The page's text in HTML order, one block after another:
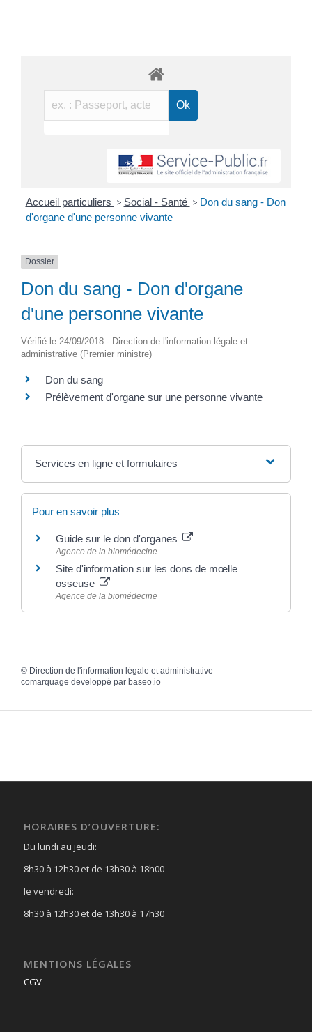
Accueil particuliers > Social - Santé > Don du sang - Don
d'organe d'une personne vivante
Dossier
Don du sang - Don d'organe
d'une personne vivante
Vérifié le 24/09/2018 - Direction de l'information légale et
administrative (Premier ministre)
Don du sang
Prélèvement d'organe sur une personne vivante
Services en ligne et formulaires
Pour en savoir plus
Guide sur le don d'organes
Agence de la biomédecine
Site d'information sur les dons de mœlle
osseuse
Agence de la biomédecine
© Direction de l'information légale et administrative
comarquage developpé par baseo.io
HORAIRES D’OUVERTURE:
Du lundi au jeudi:
8h30 à 12h30 et de 13h30 à 18h00
le vendredi:
8h30 à 12h30 et de 13h30 à 17h30
MENTIONS LÉGALES
CGV